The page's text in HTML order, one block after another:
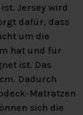
Jersey wird
dafür, dass
um die
hat und für
ist. Das
Dadurch
Matratzen
sich die